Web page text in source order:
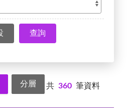
查詢
分層 共 360 筆資料